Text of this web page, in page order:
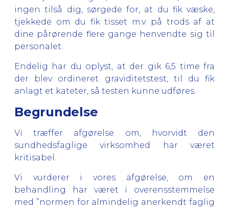
ingen tilså dig, sørgede for, at du fik væske,
tjekkede om du fik tisset m.v. på trods af at
dine pårørende flere gange henvendte sig til
personalet.
Endelig har du oplyst, at der gik 6,5 time fra
der blev ordineret graviditetstest, til du fik
anlagt et kateter, så testen kunne udføres.
Begrundelse
Vi træffer afgørelse om, hvorvidt den
sundhedsfaglige virksomhed har været
kritisabel.
Vi vurderer i vores afgørelse, om en
behandling har været i overensstemmelse
med ”normen for almindelig anerkendt faglig